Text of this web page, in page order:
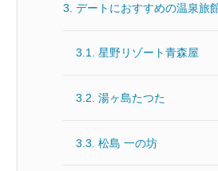
3.デートにおすすめの温泉旅
3.1.星野リゾート青森屋
3.2.湯ヶ島たつた
3.3.松島 一の坊